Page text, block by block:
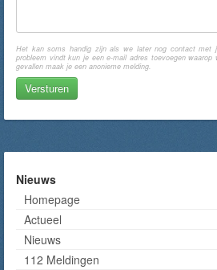
Het kan soms handig zijn als we later nog contact met
probleem vindt kun je een e-mail adres toevoegen
gevallen maak je een anonieme melding.
Nieuws
Homepage
Actueel
Nieuws
112 Meldingen